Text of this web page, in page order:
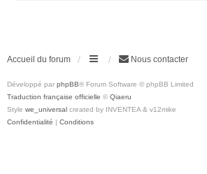
Accueil du forum Nous contacter
Développé par phpBB® Forum Software © phpBB Limited
Traduction française officielle © Qiaeru
Style we_universal created by INVENTEA & v12mike
Confidentialité | Conditions